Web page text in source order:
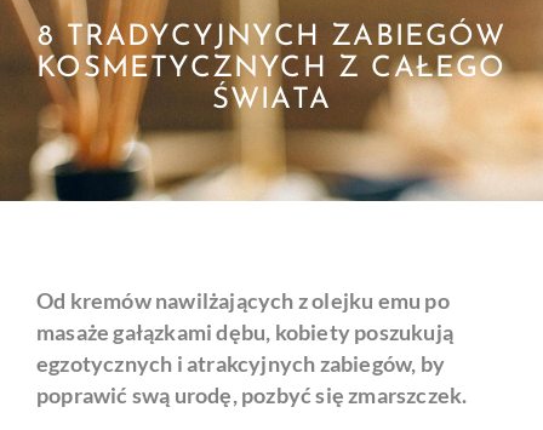
8 TRADYCYJNYCH ZABIEGÓW
KOSMETYCZNYCH Z CAŁEGO
ŚWIATA
Od kremów nawilżających z olejku emu po
masaże gałązkami dębu, kobiety poszukują
egzotycznych i atrakcyjnych zabiegów, by
poprawić swą urodę, pozbyć się zmarszczek.